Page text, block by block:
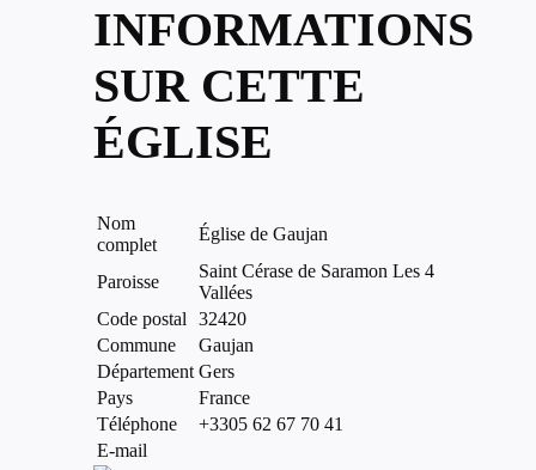
INFORMATIONS
SUR CETTE
ÉGLISE
Nom
complet
Église de Gaujan
Paroisse
Saint Cérase de Saramon Les 4
Vallées
Code postal
32420
Commune
Gaujan
Département Gers
Pays
France
Téléphone
+3305 62 67 70 41
E-mail